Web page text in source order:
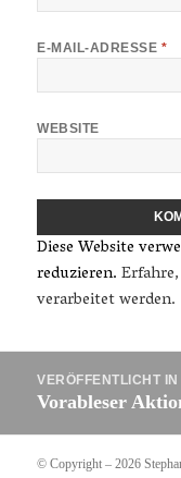
E-MAIL-ADRESSE *
WEBSITE
Diese Website
reduzieren.
verarbeitet werden.
VERÖFFENTLICHT IN
Vorableser
© Copyright – 2026